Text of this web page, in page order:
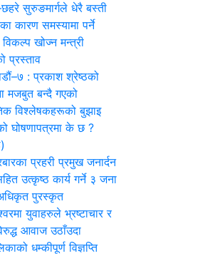
सुरुङमार्गले धेरै बस्ती
कारण समस्यामा पर्ने
खोज्न मन्त्री
प्रस्ताव
: प्रकाश श्रेष्ठको
मजबुत बन्दै गएको
विश्लेषकहरूको बुझाइ
घोषणापत्रमा के छ ?
प्रहरी प्रमुख जनार्दन
उत्कृष्ठ कार्य गर्ने ३ जना
पुरस्कृत
युवाहरुले भ्रष्टाचार र
आवाज उठाँउदा
धम्कीपूर्ण विज्ञप्ति